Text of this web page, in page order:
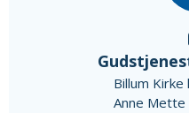
Billum Kirke
Anne Mette